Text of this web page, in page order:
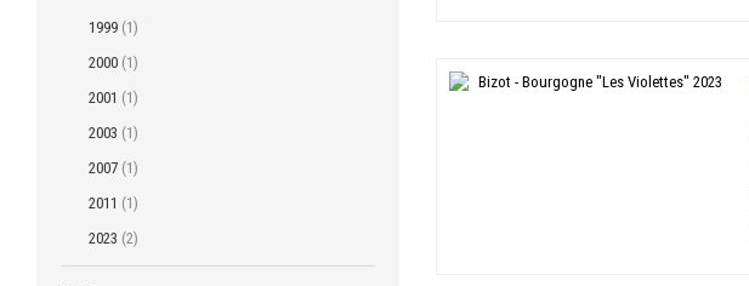
1999 1
2000 1
2001
1
2003 1
2007 1
2011
1
2023 2